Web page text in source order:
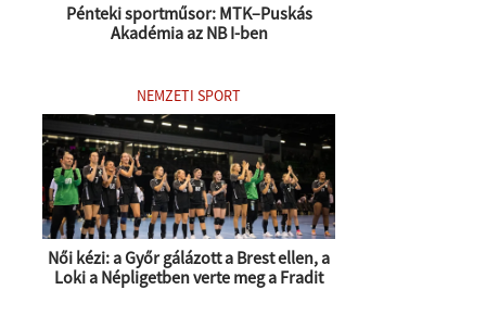
Pénteki sportműsor: MTK–Puskás
Akadémia az NB I-ben
NEMZETI SPORT
Női kézi: a Győr gálázott a Brest ellen, a
Loki a Népligetben verte meg a Fradit